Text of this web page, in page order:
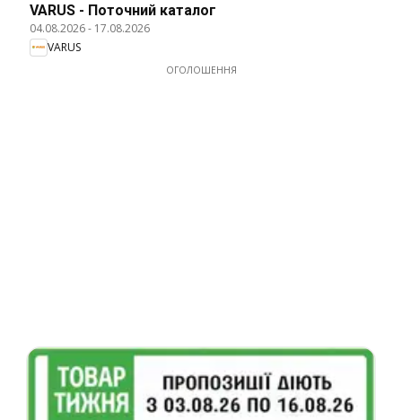
VARUS - Поточний каталог
04.08.2026- 17.08.2026
VARUS
ОГОЛОШЕННЯ